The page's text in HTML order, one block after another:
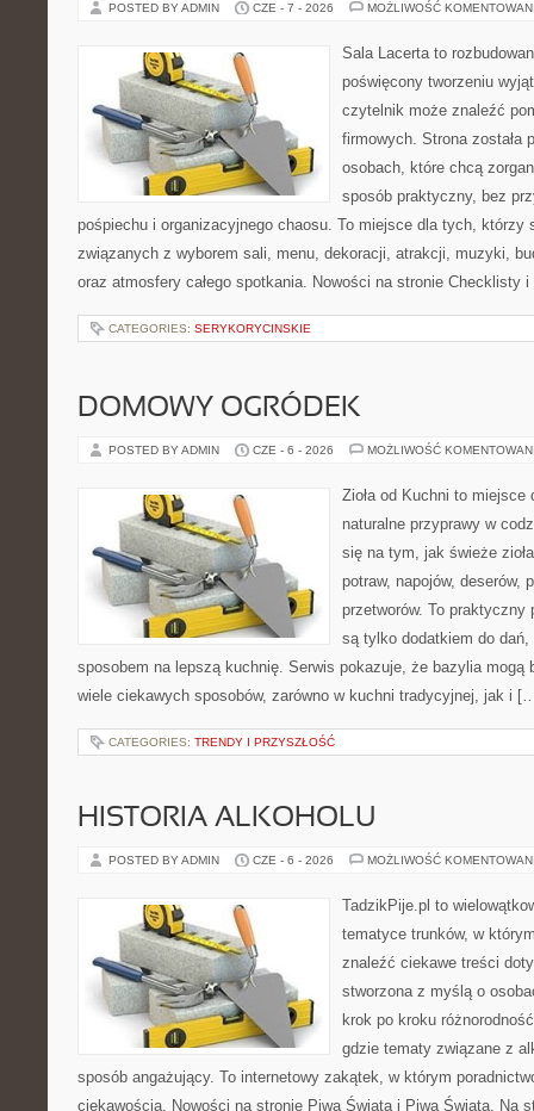
POSTED BY ADMIN CZE - 7 - 2026 MOŻLIWOŚĆ
Sala Lacerta to
poświęcony tworzeniu
czytelnik może znaleźć
firmowych. Strona została
osobach, które chcą
sposób praktyczny, bez
pośpiechu i organizacyjnego chaosu. To miejsce dla tych, którzy
związanych z wyborem sali, menu, dekoracji, atrakcji, muzyki,
oraz atmosfery całego spotkania. Nowości na stronie Checklisty
CATEGORIES: SERYKORYCINSKIE
DOMOWY OGRÓDEK
POSTED BY ADMIN CZE - 6 - 2026 MOŻLIWOŚĆ
Zioła od Kuchni to miejsce
naturalne przyprawy w
się na tym, jak świeże
potraw, napojów, deserów,
przetworów. To praktyczny
są tylko dodatkiem do
sposobem na lepszą kuchnię. Serwis pokazuje, że bazylia mogą
wiele ciekawych sposobów, zarówno w kuchni tradycyjnej, jak i
CATEGORIES: TRENDY I PRZYSZŁOŚĆ
HISTORIA ALKOHOLU
POSTED BY ADMIN CZE - 6 - 2026 MOŻLIWOŚĆ
TadzikPije.pl to
tematyce trunków, w
znaleźć ciekawe treści
stworzona z myślą o
krok po kroku
gdzie tematy związane z
sposób angażujący. To internetowy zakątek, w którym
ciekawością. Nowości na stronie Piwa Świata i Piwa Świata. Na